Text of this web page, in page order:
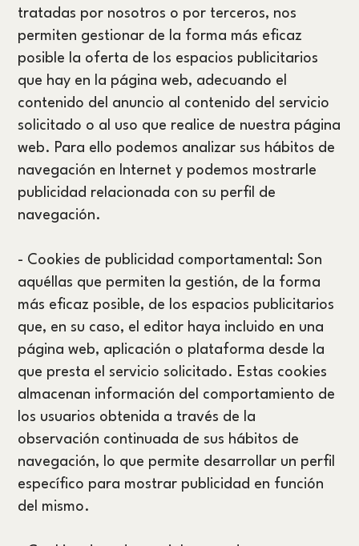
tratadas por nosotros o por terceros, nos
permiten gestionar de la forma más eficaz
posible la oferta de los espacios publicitarios
que hay en la página web, adecuando el
contenido del anuncio al contenido del servicio
solicitado o al uso que realice de nuestra página
web. Para ello podemos analizar sus hábitos de
navegación en Internet y podemos mostrarle
publicidad relacionada con su perfil de
navegación.
- Cookies de publicidad comportamental: Son
aquéllas que permiten la gestión, de la forma
más eficaz posible, de los espacios publicitarios
que, en su caso, el editor haya incluido en una
página web, aplicación o plataforma desde la
que presta el servicio solicitado. Estas cookies
almacenan información del comportamiento de
los usuarios obtenida a través de la
observación continuada de sus hábitos de
navegación, lo que permite desarrollar un perfil
específico para mostrar publicidad en función
del mismo.